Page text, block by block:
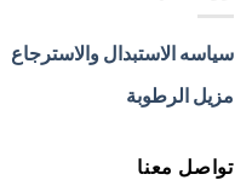
سياسه الاستبدال والاسترجاع
مزيل الرطوبة
تواصل معنا